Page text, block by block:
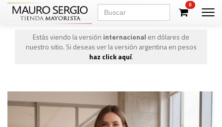
0
Estás viendo la versión internacional en dólares de
nuestro sitio. Si deseas ver la versión argentina en pesos
haz click aquí.